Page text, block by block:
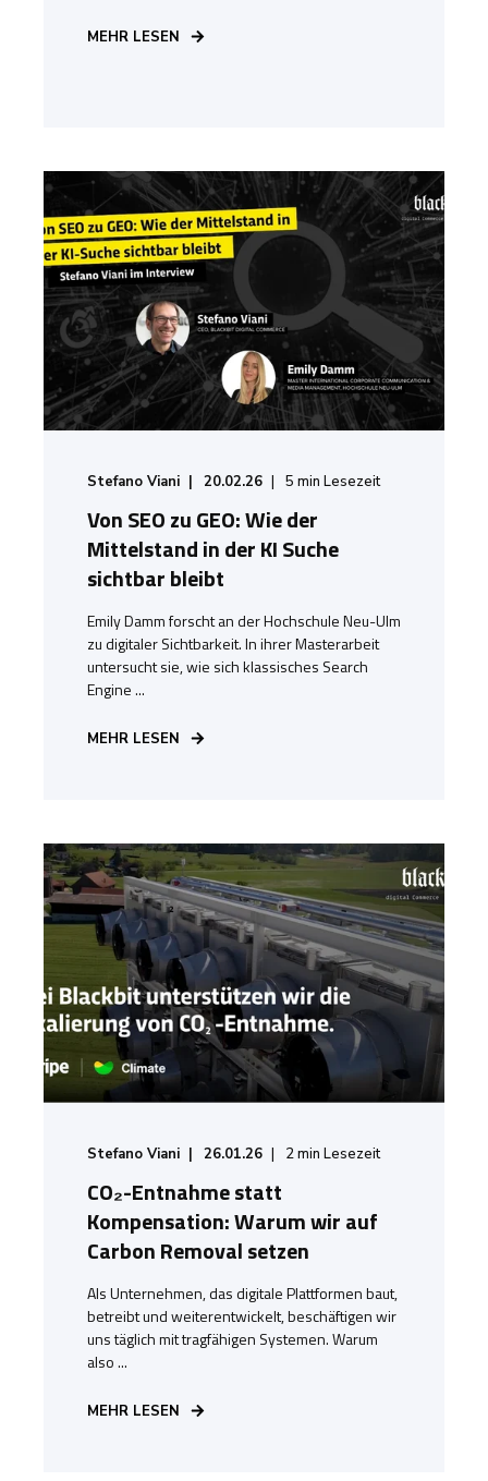
MEHR LESEN
Stefano Viani 20.02.26 5 min Lesezeit
Von SEO zu GEO: Wie der
Mittelstand in der KI Suche
sichtbar bleibt
Emily Damm forscht an der Hochschule Neu-Ulm
zu digitaler Sichtbarkeit. In ihrer Masterarbeit
untersucht sie, wie sich klassisches Search
Engine ...
MEHR LESEN
Stefano Viani 26.01.26 2min Lesezeit
CO₂-Entnahme statt
Kompensation: Warum wir auf
Carbon Removal setzen
Als Unternehmen, das digitale Plattformen baut,
betreibt und weiterentwickelt, beschäftigen wir
uns täglich mit tragfähigen Systemen. Warum
also ...
MEHR LESEN